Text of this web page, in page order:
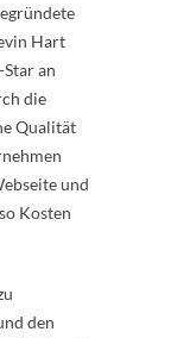
Hart
an
die
Qualität
und
Kosten
den